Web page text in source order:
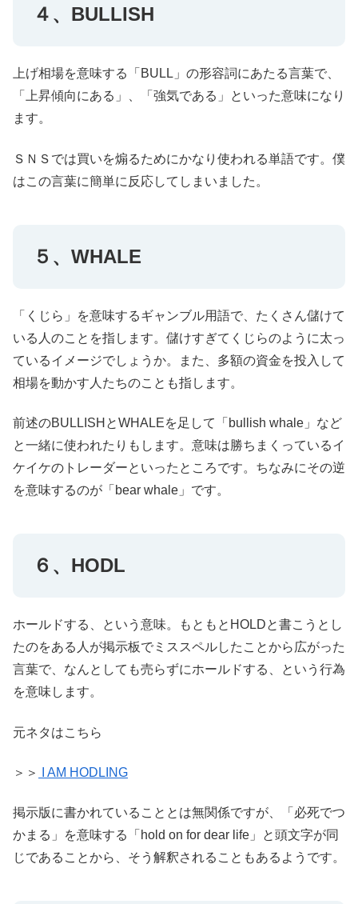
４、BULLISH
上げ相場を意味する「BULL」の形容詞にあたる言葉で、
「上昇傾向にある」、「強気である」といった意味になり
ます。
ＳＮＳでは買いを煽るためにかなり使われる単語です。僕
はこの言葉に簡単に反応してしまいました。
５、WHALE
「くじら」を意味するギャンブル用語で、たくさん儲けて
いる人のことを指します。儲けすぎてくじらのように太っ
ているイメージでしょうか。また、多額の資金を投入して
相場を動かす人たちのことも指します。
前述のBULLISHとWHALEを足して「bullish whale」など
と一緒に使われたりもします。意味は勝ちまくっているイ
ケイケのトレーダーといったところです。ちなみにその逆
を意味するのが「bear whale」です。
６、HODL
ホールドする、という意味。もともとHOLDと書こうとし
たのをある人が掲示板でミススペルしたことから広がった
言葉で、なんとしても売らずにホールドする、という行為
を意味します。
元ネタはこちら
＞＞ I AM HODLING
掲示版に書かれていることとは無関係ですが、「必死でつ
かまる」を意味する「hold on for dear life」と頭文字が同
じであることから、そう解釈されることもあるようです。